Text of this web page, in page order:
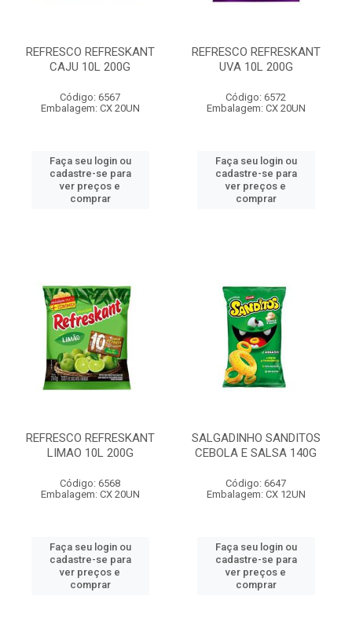
REFRESCO REFRESKANT
CAJU 10L 200G
Código: 6567
Embalagem: CX 20UN
Faça seu login ou
cadastre-se para
ver preços e
comprar
REFRESCO REFRESKANT
UVA 10L 200G
Código: 6572
Embalagem: CX 20UN
Faça seu login ou
cadastre-se para
ver preços e
comprar
REFRESCO REFRESKANT
LIMAO 10L 200G
Código: 6568
Embalagem: CX 20UN
Faça seu login ou
cadastre-se para
ver preços e
comprar
SALGADINHO SANDITOS
CEBOLA E SALSA 140G
Código: 6647
Embalagem: CX 12UN
Faça seu login ou
cadastre-se para
ver preços e
comprar